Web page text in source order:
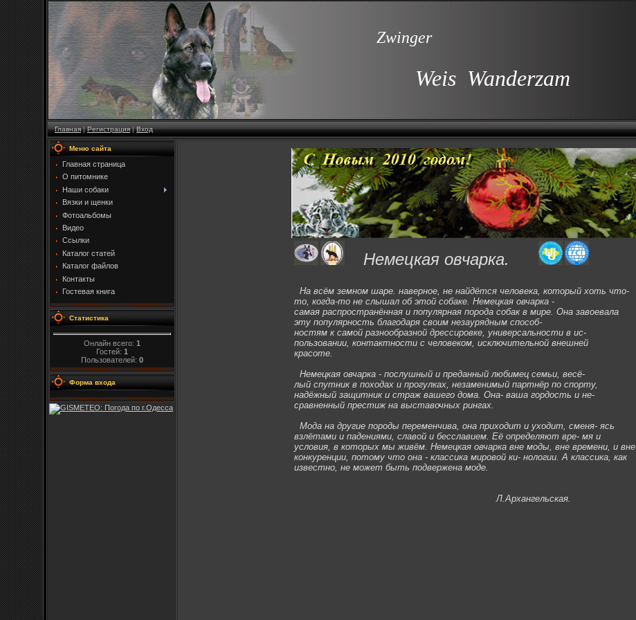
Zwinger
Weis Wanderzam
Главная|Регистрация|Вход
Меню сайта
Главная страница
О питомнике
Наши собаки
Вязки и щенки
Фотоальбомы
Видео
Ссылки
Каталог статей
Каталог файлов
Контакты
Гостевая книга
Статистика
Онлайн всего: 1
Гостей: 1
Пользователей: 0
Форма входа
Немецкая овчарка.
На всём земном шаре. наверное, не найдётся человека, который хоть что-
то, когда-то не слышал об этой собаке. Немецкая овчарка -
самая распространённая и популярная порода собак в мире. Она завоевала
эту популярность благодаря своим незаурядным способ-
ностям к самой разнообразной дрессировке, универсальности в ис-
пользовании, контактности с человеком, исключительной внешней
красоте.
Немецкая овчарка - послушный и преданный любимец семьи, весё-
лый спутник в походах и прогулках, незаменимый партнёр по спорту,
надёжный защитник и страж вашего дома. Она- ваша гордость и не-
сравненный престиж на выставочных рингах.
Мода на другие породы переменчива, она приходит и уходит, сменя- ясь
взлётами и падениями, славой и бесславием. Её определяют вре- мя и
условия, в которых мы живём. Немецкая овчарка вне моды, вне времени, и вне
конкуренции, потому что она - классика мировой ки- нологии. А классика, как
известно, не может быть подвержена моде.
Л.Архангельская.